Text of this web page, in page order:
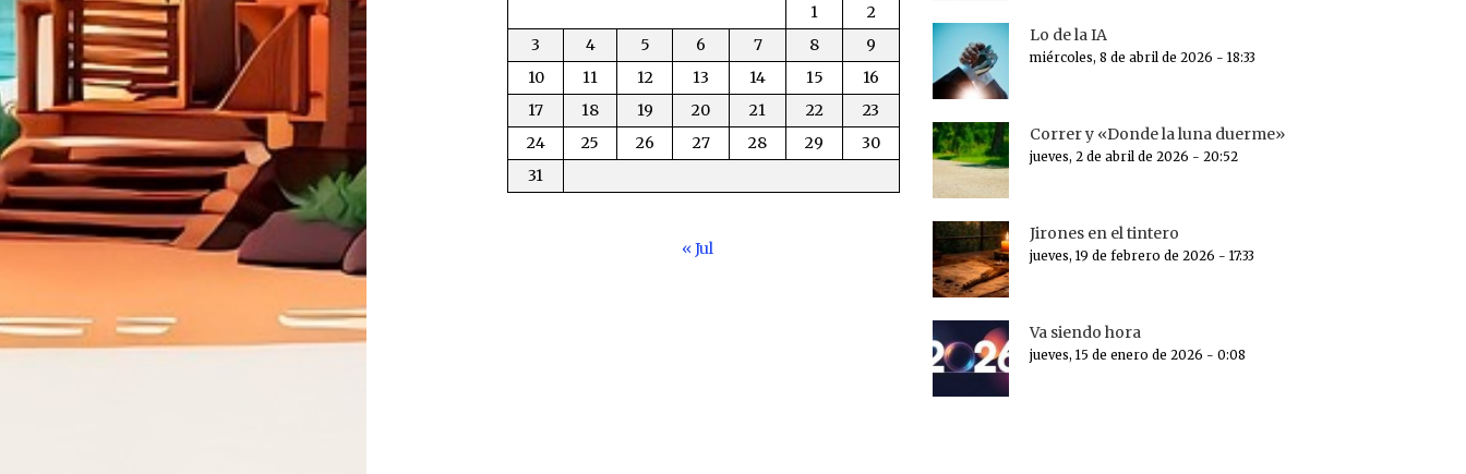
1
2
3
4 5 6 7 8
9
10
11 12 13 14 15
16
17
18 19 20 21 22
23
24
25 26 27 28 29
30
31
« Jul
Lo de la IA
miércoles, 8 de abril de 2026 - 18:33
Correr y «Donde la luna duerme»
jueves, 2 de abril de 2026 - 20:52
Jirones en el tintero
jueves, 19 de febrero de 2026 - 17:33
Va siendo hora
jueves, 15 de enero de 2026 - 0:08